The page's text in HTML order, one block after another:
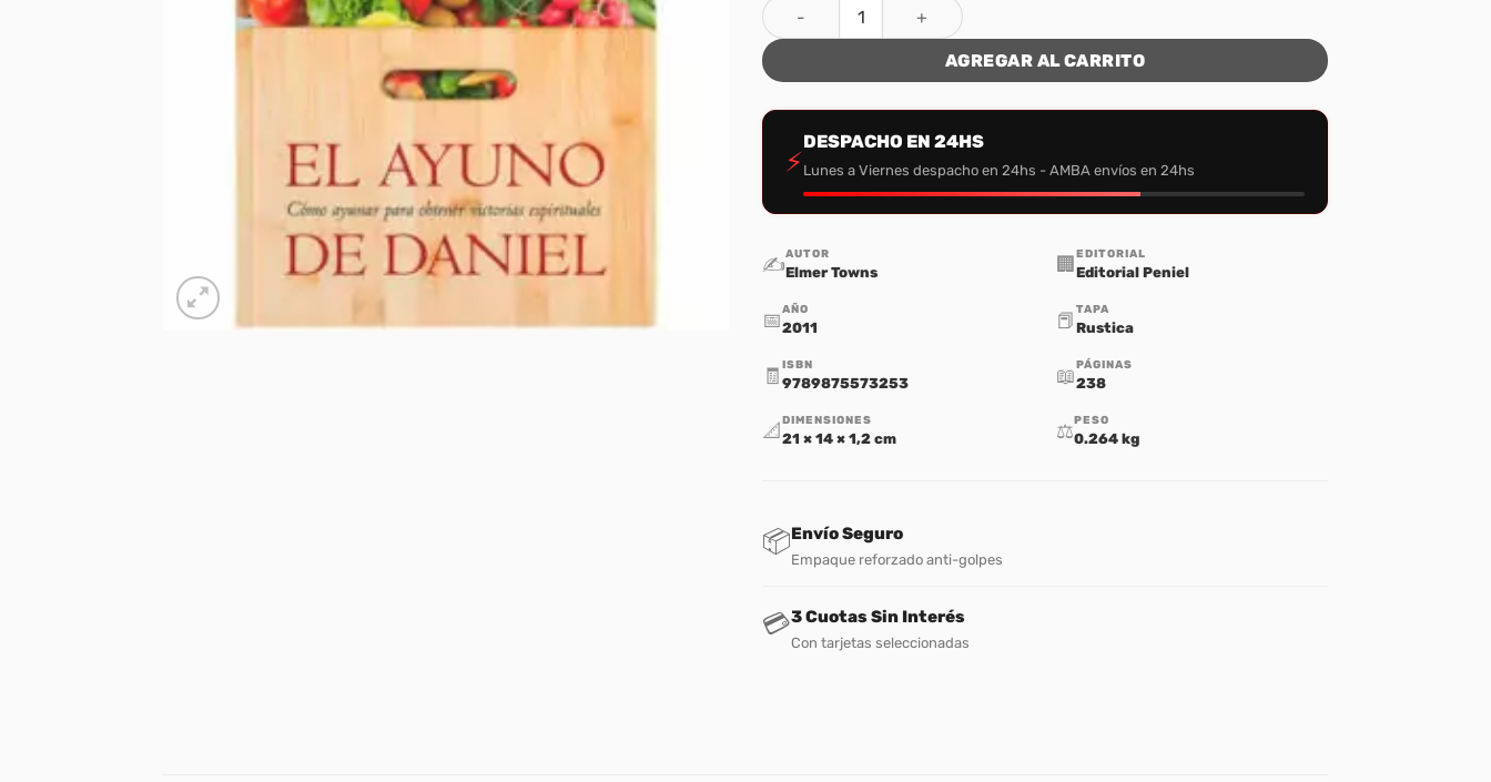
El Ayuno de Daniel cantidad
AGREGAR AL CARRITO
⚡
DESPACHO EN 24HS
Lunes a Viernes despacho en 24hs - AMBA envíos en 24hs
✍️AUTOR
Elmer Towns 🏢 EDITORIAL
Editorial Peniel
📅AÑO
2011 📕 TAPA
Rustica
🧾 ISBN
9789875573253 📖PÁGINAS
238
📐 DIMENSIONES
21 × 14 × 1,2 cm ⚖️PESO
0.264 kg
📦Envío Seguro
Empaque reforzado anti-golpes
💳3 Cuotas Sin Interés
Con tarjetas seleccionadas